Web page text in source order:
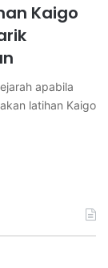
Kaigo
apabila
latihan Kaigo